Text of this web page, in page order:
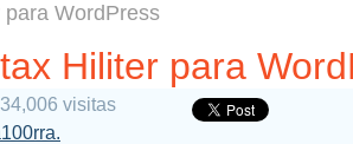
WordPress
Hiliter para
visitas